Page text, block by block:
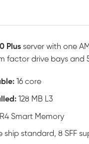
Plus server with one
factor drive bays and
16 core
128 MB L3
Smart Memory
ship standard, 8 SFF